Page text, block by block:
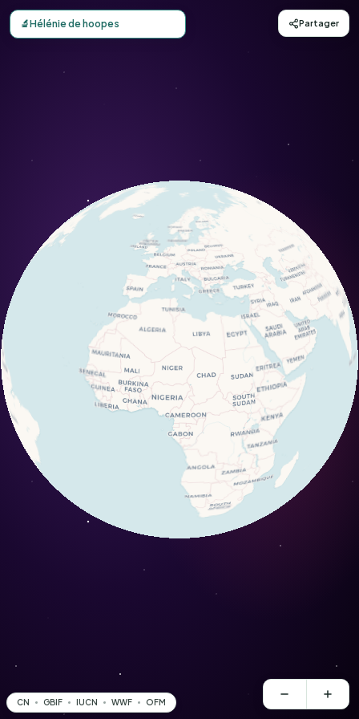
Carte d'observation du Hélénie de hoopes (Helenium
🔬Hélénie de hoopes Partager
CN GBIF IUCN WWF OFM